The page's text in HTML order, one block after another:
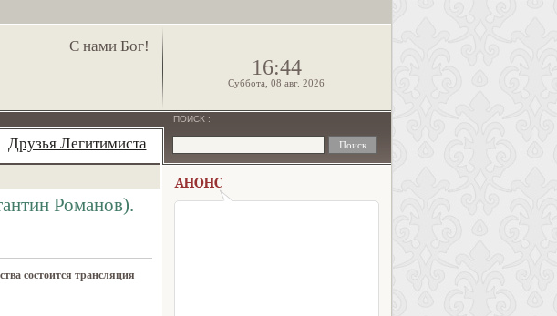
С нами Бог!
16:44
Суббота, 08 авг. 2026
Друзья Легитимиста
Романов).
состоится трансляция
ПОИСК :